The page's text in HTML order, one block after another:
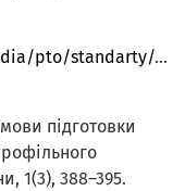
pto/standarty/
підготовки
1(3), 388–395.